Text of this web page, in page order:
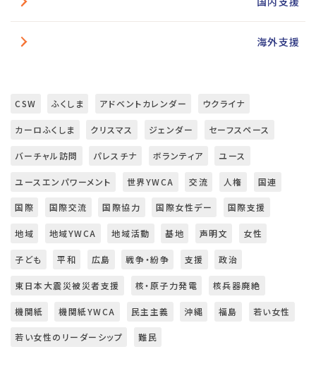
海外支援
CSW ふくしま アドベントカレンダー ウクライナ
カーロふくしま クリスマス ジェンダー セーフスペース
バーチャル訪問 パレスチナ ボランティア ユース
ユースエンパワーメント 世界YWCA 交流 人権 国連
国際 国際交流 国際協力 国際女性デー 国際支援
地域 地域YWCA 地域活動 基地 声明文 女性
子ども 平和 広島 戦争・紛争 支援 政治
東日本大震災被災者支援 核・原子力発電 核兵器廃絶
機関紙 機関紙YWCA 民主主義 沖縄 福島 若い女性
若い女性のリーダーシップ 難民